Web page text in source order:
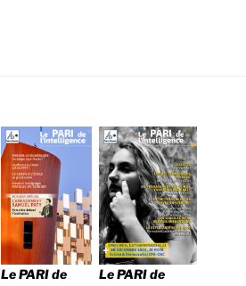
Le PARI de
Le PARI de